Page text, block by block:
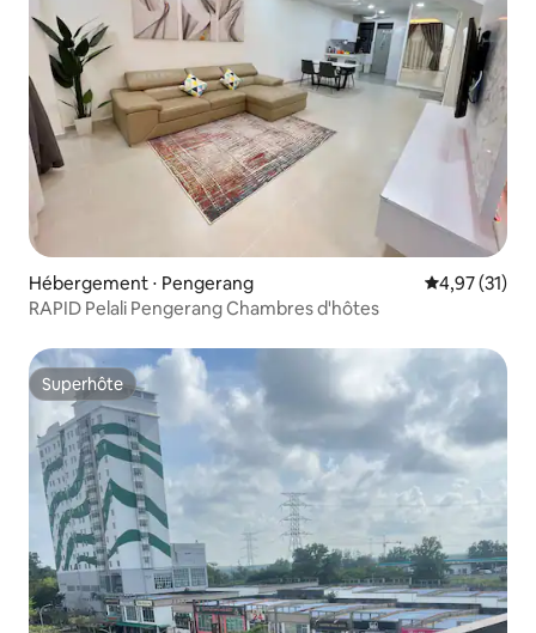
Hébergement ⋅ Pengerang Évaluation
4,97 (31)
RAPID Pelali Pengerang Chambres d'hôtes
Superhôte
Superhôte